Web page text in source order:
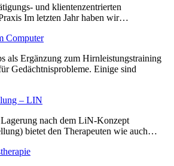
und klientenzentrierten
Im letzten Jahr haben wir…
Computer
als Ergänzung zum Hirnleistungstraining
Gedächtnisprobleme. Einige sind
– LIN
nach dem LiN-Konzept
bietet den Therapeuten wie auch…